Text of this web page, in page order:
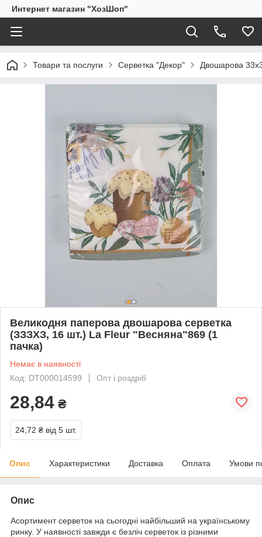
Интернет магазин "ХозШоп"
Товари та послуги Серветка "Декор" Двошарова
Великодня паперова двошарова серветка
(ЗЗЗХЗ, 16 шт.) La Fleur "Весняна"869 (1
пачка)
Немає в наявності
Код: DT000014599
Опт і роздріб
28,84 ₴
24,72 ₴ від 5 шт.
Опис Характеристики Доставка Оплата Умови
Опис
Асортимент серветок на сьогодні найбільший на українському
ринку. У наявності завжди є безліч серветок із різними